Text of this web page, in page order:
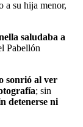
a su hija menor,
saludaba a
Pabellón
sonrió al ver
; sin
detenerse ni